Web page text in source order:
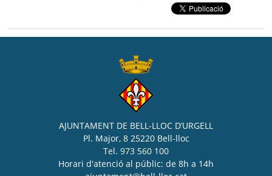
AJUNTAMENT DE BELL-LLOC D’URGELL
Pl. Major, 8 25220 Bell-lloc
Tel. 973 560 100
Horari d'atenció al públic: de 8h a 14h